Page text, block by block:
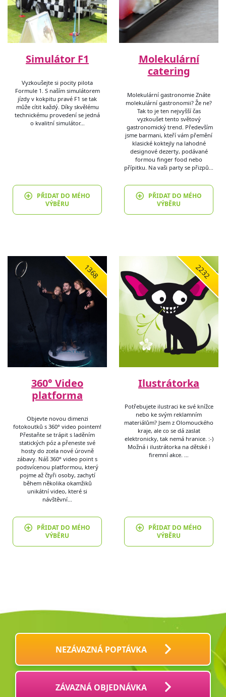
Simulátor F1
Vyzkoušejte si pocity pilota
Formule 1. S naším simulátorem
jízdy v kokpitu pravé F1 se tak
může cítit každý. Díky skvělému
technickému provedení se jedná
o kvalitní simulátor…
PŘIDAT DO MÉHO
VÝBĚRU
Molekulární
catering
Molekulární gastronomie Znáte
molekulární gastronomii? Že ne?
Tak to je ten nejvyšší čas
vyzkoušet tento světový
gastronomický trend. Především
jsme barmani, kteří vám přemění
klasické koktejly na lahodné
designové dezerty, podávané
formou finger food nebo
přípitku. Na vaši party se přizpů…
PŘIDAT DO MÉHO
VÝBĚRU
1368
360° Video
platforma
Objevte novou dimenzi
fotokoutků s 360° video pointem!
Přestaňte se trápit s laděním
statických póz a přeneste své
hosty do zcela nové úrovně
zábavy. Náš 360° video point s
podsvícenou platformou, který
pojme až čtyři osoby, zachytí
během několika okamžiků
unikátní video, které si
návštěvní…
PŘIDAT DO MÉHO
VÝBĚRU
2232
Ilustrátorka
Potřebujete ilustraci ke své knížce
nebo ke svým reklamním
materiálům? Jsem z Olomouckého
kraje, ale co se dá zaslat
elektronicky, tak nemá hranice. :-)
Možná i ilustrátorka na dětské i
firemní akce. …
PŘIDAT DO MÉHO
VÝBĚRU
NEZÁVAZNÁ POPTÁVKA
ZÁVAZNÁ OBJEDNÁVKA